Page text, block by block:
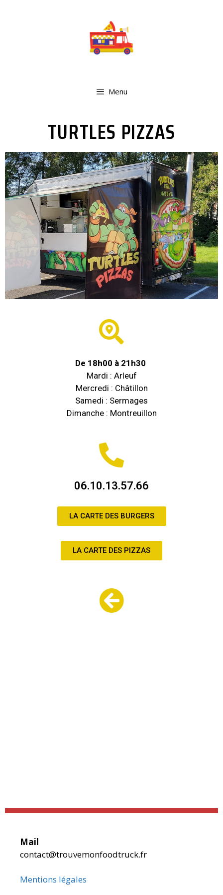
Menu
TURTLES PIZZAS
De 18h00 à 21h30
Mardi : Arleuf
Mercredi : Châtillon
Samedi : Sermages
Dimanche : Montreuillon
06.10.13.57.66
LA CARTE DES BURGERS
LA CARTE DES PIZZAS
Mail
contact@trouvemonfoodtruck.fr
Mentions légales